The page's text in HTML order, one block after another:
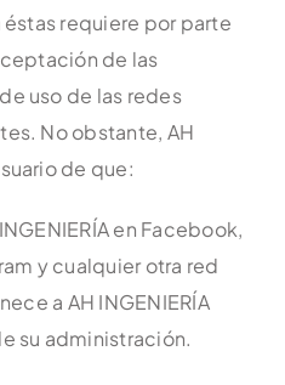
requiere por parte
de las
uso de las redes
No obstante, AH
de que:
en Facebook,
y cualquier otra red
a AH INGENIERÍA
su administración.